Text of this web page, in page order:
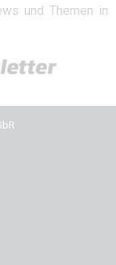
und Themen in